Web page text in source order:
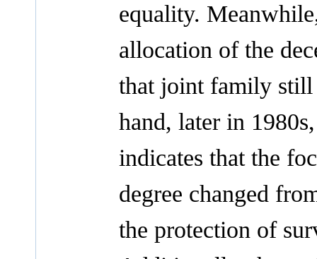
equality.
allocation of the
that joint family still
hand, later in
indicates that the
degree changed
the protection of